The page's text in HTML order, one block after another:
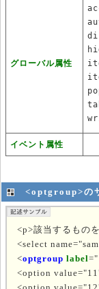
グローバル属性
イベント属性
<optgroup>の
<p>該当するもの
<select
<optgroup label
<option